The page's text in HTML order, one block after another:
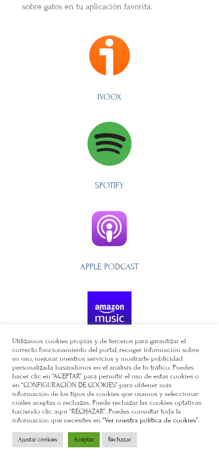
sobre gatos en tu aplicación favorita.
IVOOX
SPOTIFY
APPLE PODCAST
AMAZON MUSIC
NOS ENCONTRAMOS EN
Utilizamos cookies propias y de terceros para garantizar el
correcto funcionamiento del portal, recoger información sobre
su uso, mejorar nuestros servicios y mostrarte publicidad
personalizada basándonos en el análisis de tu tráfico. Puedes
hacer clic en “ACEPTAR” para permitir el uso de estas cookies o
en “CONFIGURACIÓN DE COOKIES” para obtener más
información de los tipos de cookies que usamos y seleccionar
cuáles aceptas o rechazas. Puede rechazar las cookies optativas
haciendo clic aquí “RECHAZAR”. Puedes consultar toda la
información que necesites en “Ver nuestra política de cookies”.
Ajustar cookies Aceptar Rechazar